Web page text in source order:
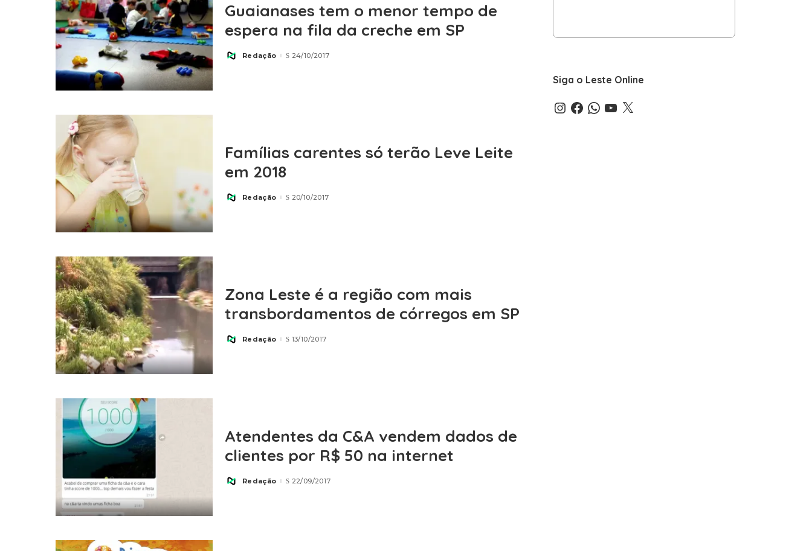
Guaianases tem o menor tempo de
espera na fila da creche em SP
PostedRedação 24/10/2017
Famílias carentes só terão Leve Leite
em 2018
PostedRedação 20/10/2017
Zona Leste é a região com mais
transbordamentos de córregos em SP
PostedRedação 13/10/2017
Atendentes da C&A vendem dados de
clientes por R$ 50 na internet
PostedRedação 22/09/2017
Siga o Leste Online
Instagram
Facebook
WhatsApp
YouTube
X